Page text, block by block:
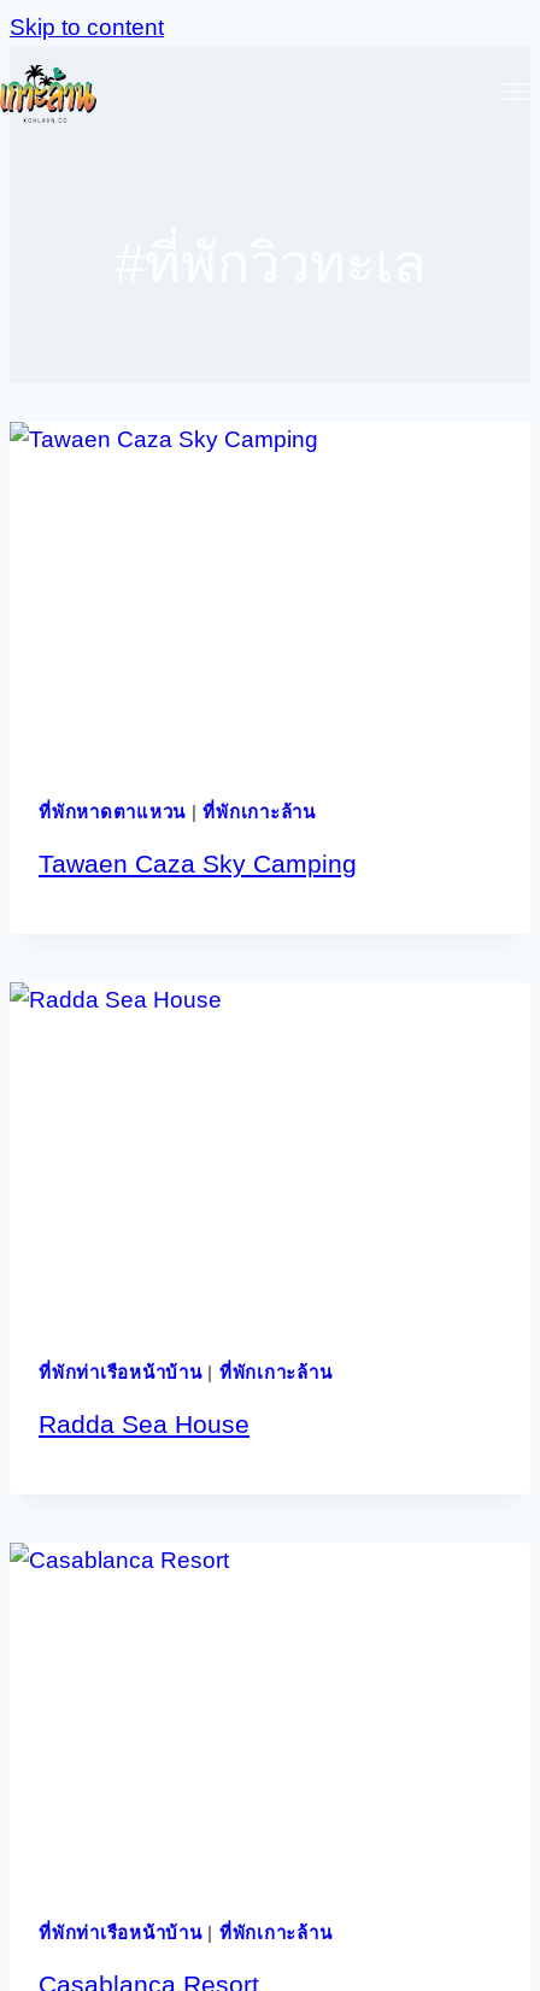
Skip to content
ที่พักหาดตาแหวน |ที่พักเกาะล้าน
Tawaen Caza Sky Camping
ที่พักท่าเรือหน้าบ้าน| ที่พักเกาะล้าน
Radda Sea House
ที่พักท่าเรือหน้าบ้าน| ที่พักเกาะล้าน
Casablanca Resort